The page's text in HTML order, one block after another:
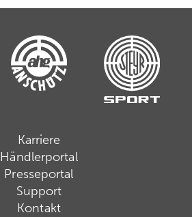
Karriere
Händlerportal
Presseportal
Support
Kontakt